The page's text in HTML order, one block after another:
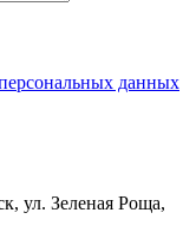
данных
ул. Зеленая Роща,